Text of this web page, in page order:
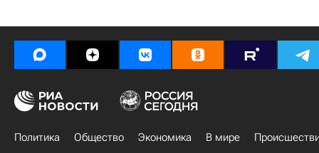
Политика Общество Экономика В мире